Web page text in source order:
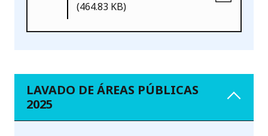
(464.83 KB)
LAVADO DE ÁREAS PÚBLICAS
2025